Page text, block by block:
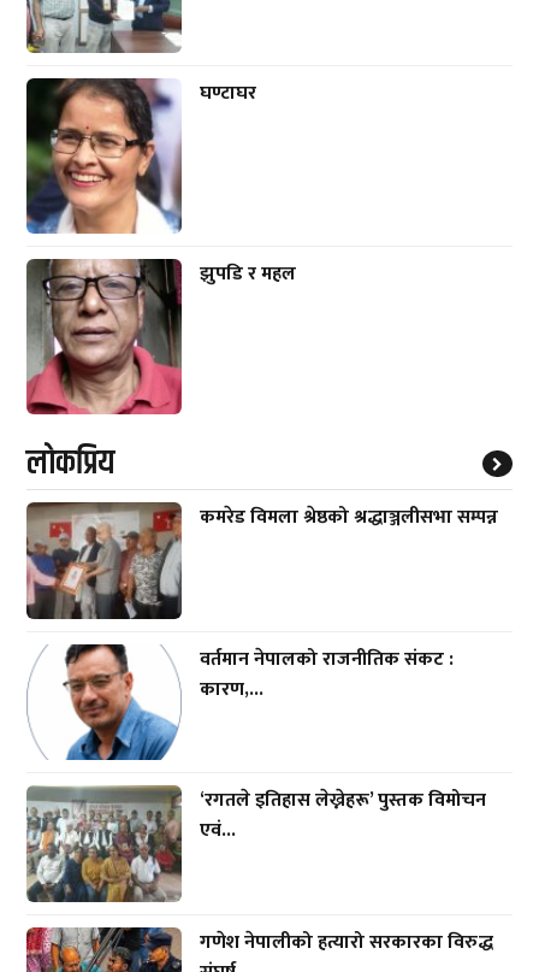
घण्टाघर
झुपडि र महल
लाेकप्रिय
कमरेड विमला श्रेष्ठको श्रद्धाञ्जलीसभा सम्पन्न
वर्तमान नेपालको राजनीतिक संकट :
कारण,...
‘रगतले इतिहास लेख्नेहरू’ पुस्तक विमोचन
एवं...
गणेश नेपालीको हत्यारो सरकारका विरुद्ध